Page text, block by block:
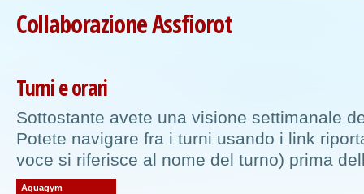
Collaborazione Assfiorot
Turni e orari
Sottostante avete una visione settimanale
Potete navigare fra i turni usando i link
voce si riferisce al nome del turno) prima
Aquagym